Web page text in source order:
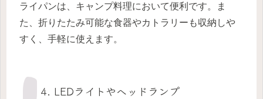
ライパンは、キャンプ料理において便利です。ま
た、折りたたみ可能な食器やカトラリーも収納しや
すく、手軽に使えます。
4. LEDライトやヘッドランプ